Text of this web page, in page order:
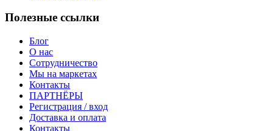
Полезные ссылки
Блог
О нас
Сотрудничество
Мы на маркетах
Контакты
ПАРТНЁРЫ
Регистрация / вход
Доставка и оплата
Контакты